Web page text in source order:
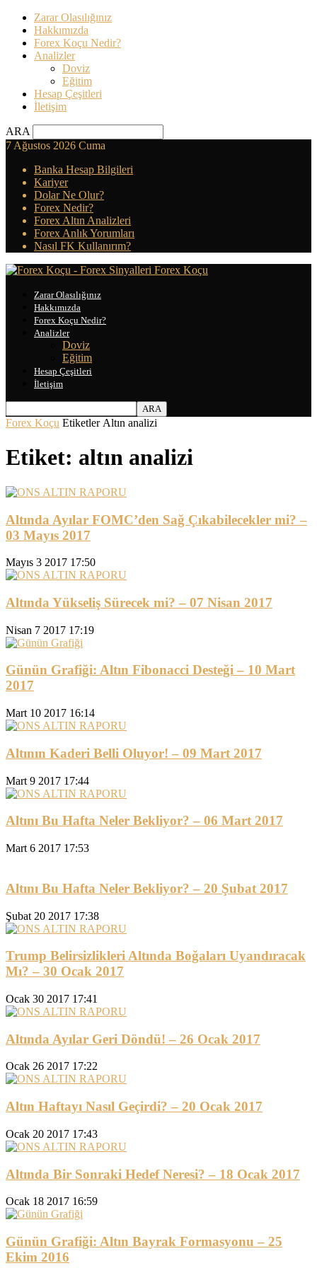
Zarar Olasılığınız
Hakkımızda
Forex Koçu Nedir?
Analizler
Doviz
Eğitim
Hesap Çeşitleri
İletişim
ARA
7 Ağustos 2026 Cuma
Banka Hesap Bilgileri
Kariyer
Dolar Ne Olur?
Forex Nedir?
Forex Altın Analizleri
Forex Anlık Yorumları
Nasıl FK Kullanırım?
Forex Koçu
Zarar Olasılığınız
Hakkımızda
Forex Koçu Nedir?
Analizler
Doviz
Eğitim
Hesap Çeşitleri
İletişim
Forex Koçu Etiketler Altın analizi
Etiket: altın analizi
Altında Ayılar FOMC’den Sağ Çıkabilecekler mi? –
03 Mayıs 2017
Mayıs 3 2017 17:50
Altında Yükseliş Sürecek mi? – 07 Nisan 2017
Nisan 7 2017 17:19
Günün Grafiği: Altın Fibonacci Desteği – 10 Mart
2017
Mart 10 2017 16:14
Altının Kaderi Belli Oluyor! – 09 Mart 2017
Mart 9 2017 17:44
Altını Bu Hafta Neler Bekliyor? – 06 Mart 2017
Mart 6 2017 17:53
Altını Bu Hafta Neler Bekliyor? – 20 Şubat 2017
Şubat 20 2017 17:38
Trump Belirsizlikleri Altında Boğaları Uyandıracak
Mı? – 30 Ocak 2017
Ocak 30 2017 17:41
Altında Ayılar Geri Döndü! – 26 Ocak 2017
Ocak 26 2017 17:22
Altın Haftayı Nasıl Geçirdi? – 20 Ocak 2017
Ocak 20 2017 17:43
Altında Bir Sonraki Hedef Neresi? – 18 Ocak 2017
Ocak 18 2017 16:59
Günün Grafiği: Altın Bayrak Formasyonu – 25
Ekim 2016